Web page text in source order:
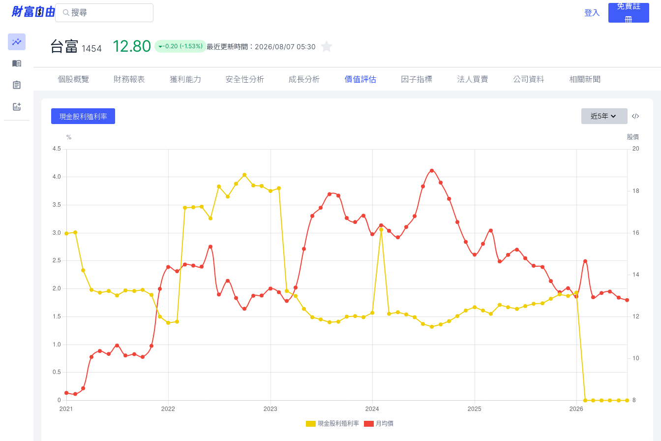
登入
免費註
冊
台富 1454 12.80 -0.20 (-1.53%) 最近更新時間： 2026/08/07 05:30
個股概覽 財務報表 獲利能力 安全性分析 成長分析 價值評估 因子指標 法人買賣 公司資料 相關新聞
現金股利殖利率 近5年
現金股利殖利率 月均價